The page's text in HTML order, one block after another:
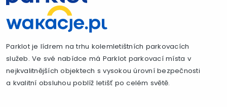
Parklot je lídrem na trhu kolemletištních parkovacích
služeb. Ve své nabídce má Parklot parkovací místa v
nejkvalitnějších objektech s vysokou úrovní bezpečnosti
a kvalitní obsluhou poblíž letišť po celém světě.